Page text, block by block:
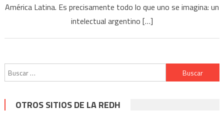
América Latina. Es precisamente todo lo que uno se imagina: un
intelectual argentino […]
Buscar:
OTROS SITIOS DE LA REDH